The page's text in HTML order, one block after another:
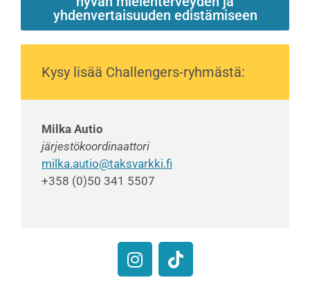
yhdenvertaisuuden edistämiseen
Kysy lisää Challengers-ryhmästä:
Milka Autio
järjestökoordinaattori
milka.autio@taksvarkki.fi
+358 (0)50 341 5507